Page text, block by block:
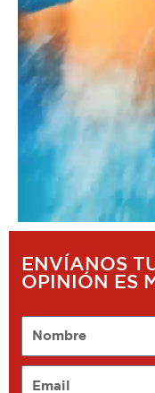
ENVÍANOS
OPINIÓN ES